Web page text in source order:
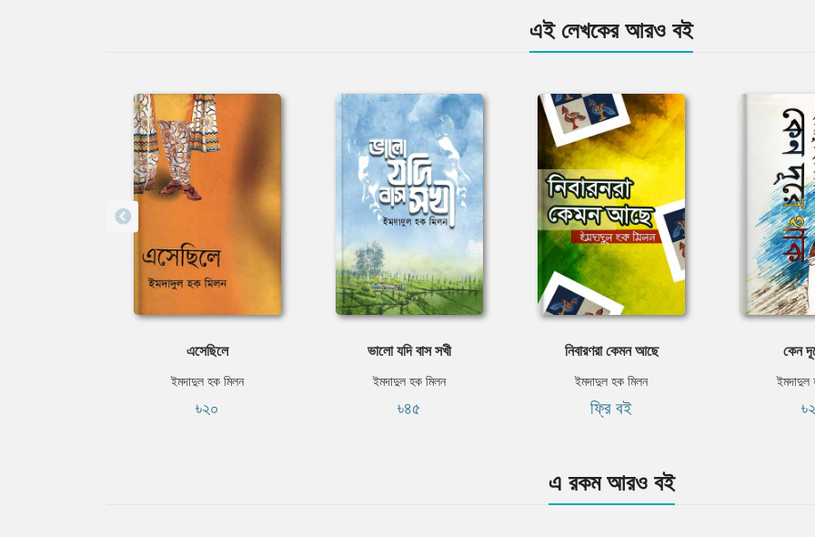
এই লেখকের আরও বই
এসেছিলে
ইমদাদুল হক মিলন
৳২০
ভালো যদি বাস সখী
ইমদাদুল হক মিলন
৳৪৫
নিবারণরা কেমন আছে
ইমদাদুল হক মিলন
ফ্রি বই
কেন
ইমদাদুল
এ রকম আরও বই